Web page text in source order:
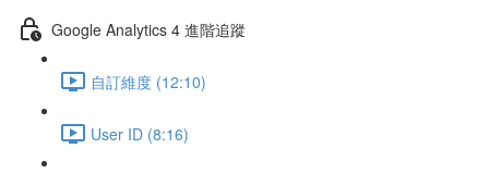
Google Analytics 4 進階追蹤
自訂維度 (12:10)
User ID (8:16)